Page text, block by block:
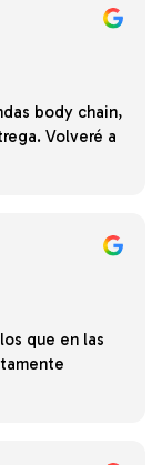
body chain,
Volveré a
que en las